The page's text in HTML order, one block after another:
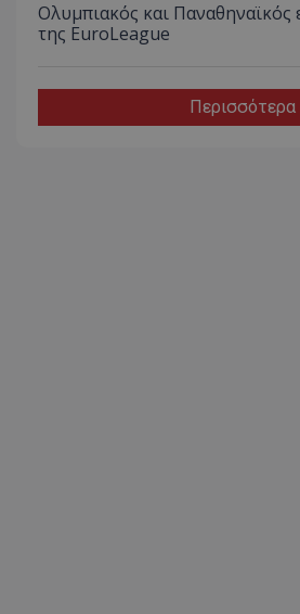
Ολυμπιακός και Παναθηναϊκός
της EuroLeague
Περισσότερα